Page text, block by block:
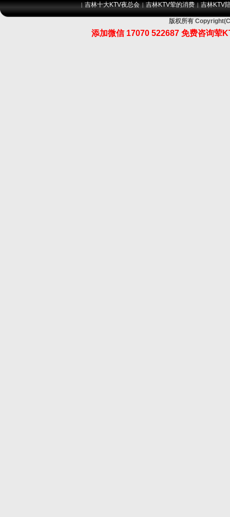
|吉林十大KTV夜总会 |吉林KTV荤的消费 |吉林KTV
版权所有
添加微信 17070 522687 免费咨询荤